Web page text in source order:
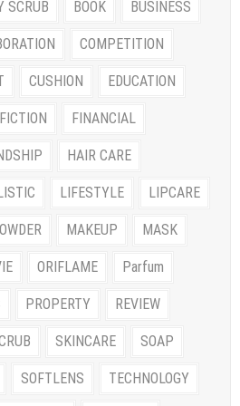
SCRUB BOOK BUSINESS
COMPETITION
CUSHION EDUCATION
FICTION FINANCIAL
HAIR CARE
LIFESTYLE LIPCARE
MAKEUP MASK
ORIFLAME Parfum
PROPERTY REVIEW
SKINCARE SOAP
SOFTLENS TECHNOLOGY